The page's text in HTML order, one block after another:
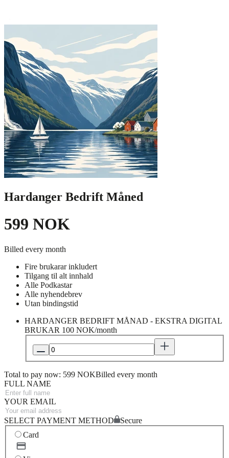
Hardanger Bedrift Måned
599 NOK
Billed every month
Fire brukarar inkludert
Tilgang til alt innhald
Alle Podkastar
Alle nyhendebrev
Utan bindingstid
HARDANGER BEDRIFT MÅNAD - EKSTRA DIGITAL
BRUKAR 100 NOK/month
Total to pay now: 599 NOKBilled every month
FULL NAME
YOUR EMAIL
SELECT PAYMENT METHOD
Secure
Card